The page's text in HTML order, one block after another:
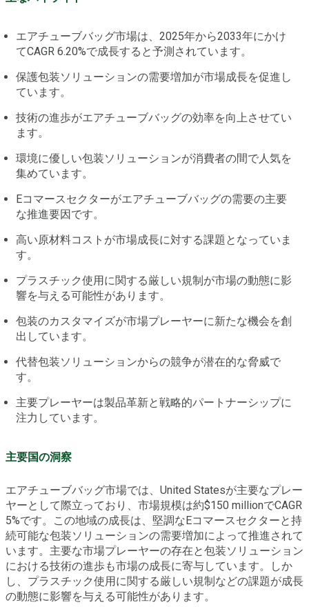
エアチューブバッグ市場は、2025年から2033年にかけ
てCAGR 6.20%で成長すると予測されています。
保護包装ソリューションの需要増加が市場成長を促進し
ています。
技術の進歩がエアチューブバッグの効率を向上させてい
ます。
環境に優しい包装ソリューションが消費者の間で人気を
集めています。
Eコマースセクターがエアチューブバッグの需要の主要
な推進要因です。
高い原材料コストが市場成長に対する課題となっていま
す。
プラスチック使用に関する厳しい規制が市場の動態に影
響を与える可能性があります。
包装のカスタマイズが市場プレーヤーに新たな機会を創
出しています。
代替包装ソリューションからの競争が潜在的な脅威で
す。
主要プレーヤーは製品革新と戦略的パートナーシップに
注力しています。
主要国の洞察
エアチューブバッグ市場では、United Statesが主要なプレー
ヤーとして際立っており、市場規模は約$150 millionでCAGR
5%です。この地域の成長は、堅調なEコマースセクターと持
続可能な包装ソリューションの需要増加によって推進されて
います。主要な市場プレーヤーの存在と包装ソリューション
における技術の進歩も市場の成長に寄与しています。しか
し、プラスチック使用に関する厳しい規制などの課題が成長
の動態に影響を与える可能性があります。